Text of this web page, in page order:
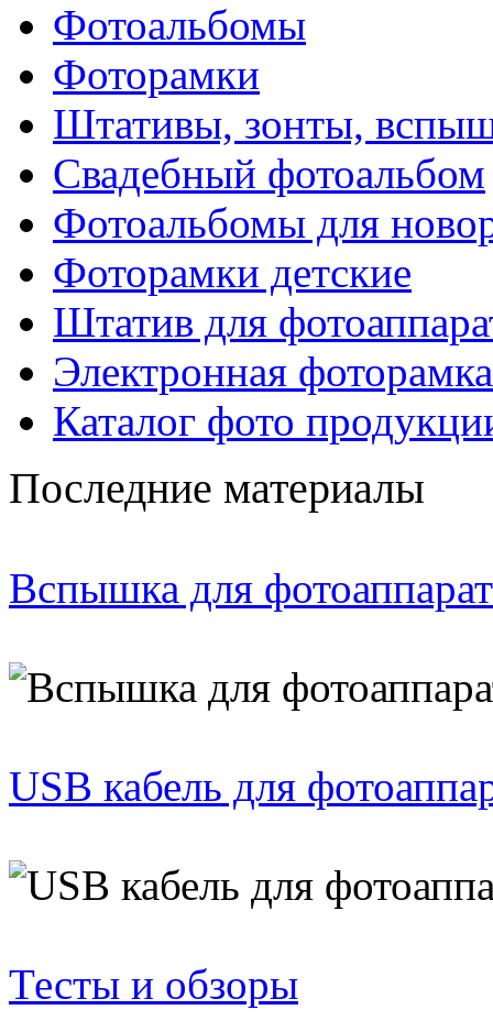
Фотоальбомы
Фоторамки
Штативы, зонты,
Свадебный фотоальбом
Фотоальбомы для
Фоторамки детские
Штатив для
Электронная фоторамка
Каталог фото
Последние материалы
Вспышка для
USB кабель для
Тесты и обзоры